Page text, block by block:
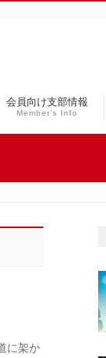
会員向け支部情報
Member’s Info
に架か